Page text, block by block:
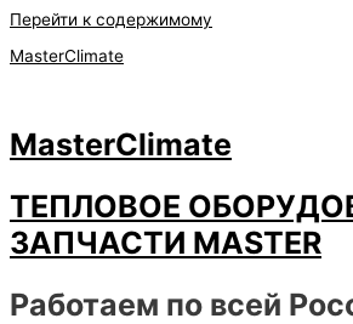
Перейти к содержимому
MasterClimate
MasterClimate
ТЕПЛОВОЕ
ЗАПЧАСТИ MASTER
Работаем по всей